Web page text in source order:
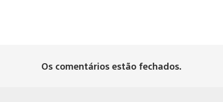
Os comentários estão fechados.